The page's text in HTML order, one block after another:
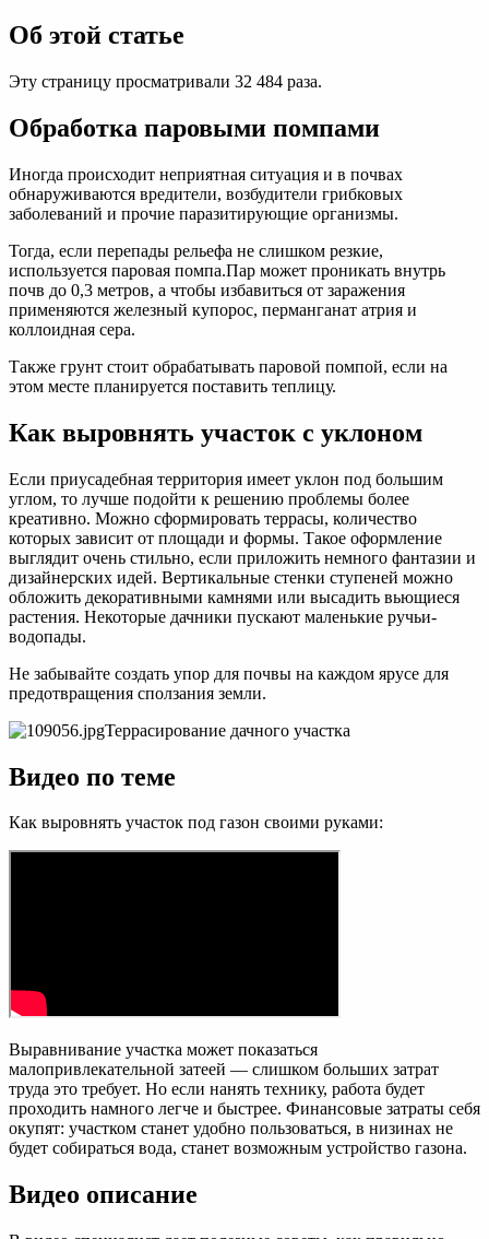
Об этой статье
Эту страницу просматривали 32 484 раза.
Обработка паровыми помпами
Иногда происходит неприятная ситуация и в почвах
обнаруживаются вредители, возбудители грибковых
заболеваний и прочие паразитирующие организмы.
Тогда, если перепады рельефа не слишком резкие,
используется паровая помпа.Пар может проникать внутрь
почв до 0,3 метров, а чтобы избавиться от заражения
применяются железный купорос, перманганат атрия и
коллоидная сера.
Также грунт стоит обрабатывать паровой помпой, если на
этом месте планируется поставить теплицу.
Как выровнять участок с уклоном
Если приусадебная территория имеет уклон под большим
углом, то лучше подойти к решению проблемы более
креативно. Можно сформировать террасы, количество
которых зависит от площади и формы. Такое оформление
выглядит очень стильно, если приложить немного фантазии и
дизайнерских идей. Вертикальные стенки ступеней можно
обложить декоративными камнями или высадить вьющиеся
растения. Некоторые дачники пускают маленькие ручьи-
водопады.
Не забывайте создать упор для почвы на каждом ярусе для
предотвращения сползания земли.
Террасирование дачного участка
Видео по теме
Как выровнять участок под газон своими руками:
Выравнивание участка может показаться
малопривлекательной затеей — слишком больших затрат
труда это требует. Но если нанять технику, работа будет
проходить намного легче и быстрее. Финансовые затраты себя
окупят: участком станет удобно пользоваться, в низинах не
будет собираться вода, станет возможным устройство газона.
Видео описание